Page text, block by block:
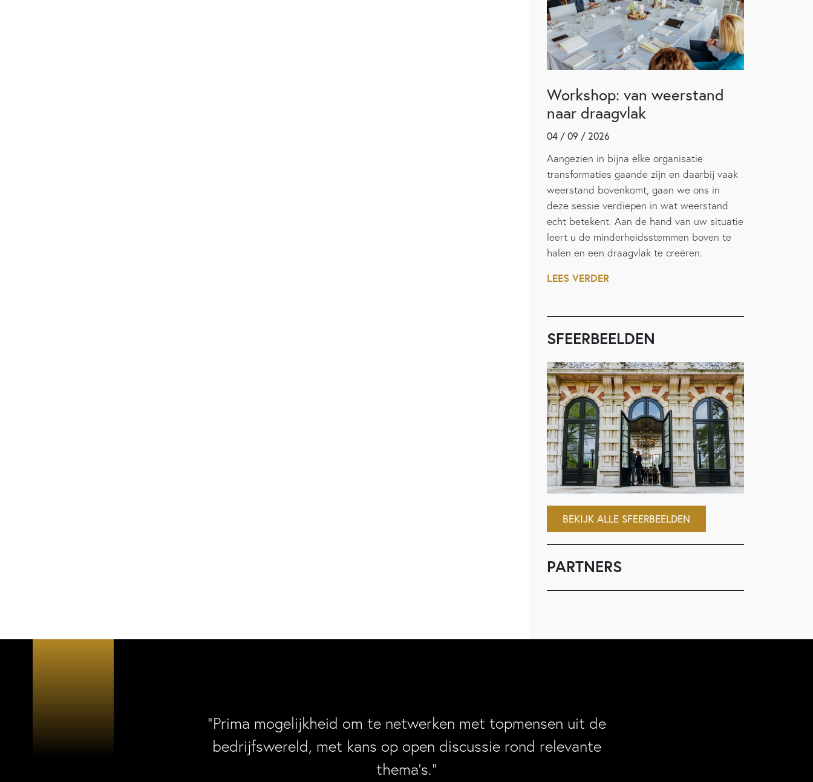
Workshop: van weerstand
naar draagvlak
04 / 09 / 2026
Aangezien in bijna elke organisatie
transformaties gaande zijn en daarbij vaak
weerstand bovenkomt, gaan we ons in
deze sessie verdiepen in wat weerstand
echt betekent. Aan de hand van uw situatie
leert u de minderheidsstemmen boven te
halen en een draagvlak te creëren.
LEES VERDER
SFEERBEELDEN
BEKIJK ALLE SFEERBEELDEN
PARTNERS
“Prima mogelijkheid om te netwerken met topmensen uit de
bedrijfswereld, met kans op open discussie rond relevante
thema’s.”